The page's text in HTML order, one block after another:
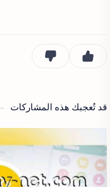
قد تُعجبك هذه المشاركات